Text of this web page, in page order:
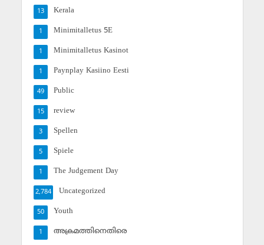
Kerala
13
Minimitalletus 5E
1
Minimitalletus Kasinot
1
Paynplay Kasiino Eesti
1
Public
49
review
15
Spellen
3
Spiele
5
The Judgement Day
1
Uncategorized
2,784
Youth
50
അക്രമത്തിനെതിരെ
1